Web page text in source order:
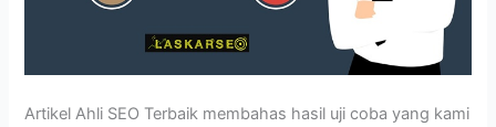
Artikel Ahli SEO Terbaik membahas hasil uji coba yang kami